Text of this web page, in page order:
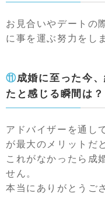
お見合いやデートの
に事を運ぶ努力をし
⑪成婚に至った今、結婚相談所を利用してよかっ
たと感じる瞬間は？
アドバイザーを通し
が最大のメリットだ
これがなかったら成
せん。
本当にありがとうご